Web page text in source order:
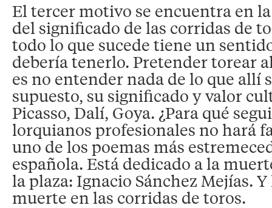
El tercer motivo se encuentra en
del significado de las corridas de
todo lo que sucede tiene un
debería tenerlo. Pretender torear
es no entender nada de lo que allí
supuesto, su significado y valor
Picasso, Dalí, Goya. ¿Para qué
lorquianos profesionales no hará
uno de los poemas más
española. Está dedicado a la
la plaza: Ignacio Sánchez Mejías.
muerte en las corridas de toros.